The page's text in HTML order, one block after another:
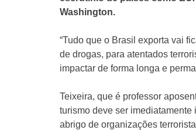
Washington.
“Tudo que o Brasil exporta vai
de drogas, para atentados
impactar de forma longa e
Teixeira, que é professor
turismo deve ser
abrigo de organizações